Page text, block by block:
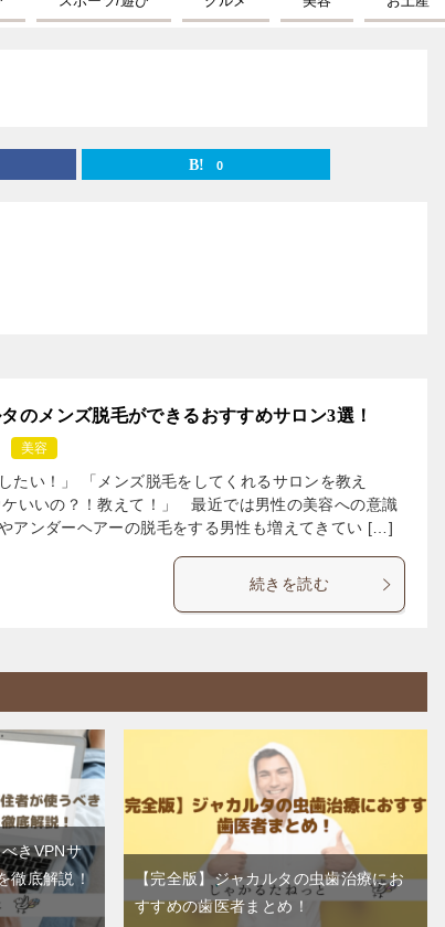
0
のメンズ脱毛ができるおすすめサロン3選！
美容
たい！」 「メンズ脱毛をしてくれるサロンを教え
いいの？！教えて！」 最近では男性の美容への意識
アンダーヘアーの脱毛をする男性も増えてきてい […]
続きを読む
きVPNサ
徹底解説！
【完全版】ジャカルタの虫歯治療にお
すすめの歯医者まとめ！